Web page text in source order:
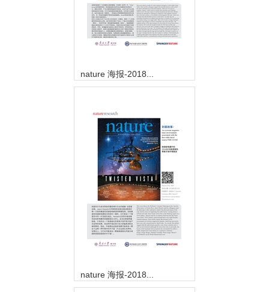
nature 海报-2018...
nature 海报-2018...